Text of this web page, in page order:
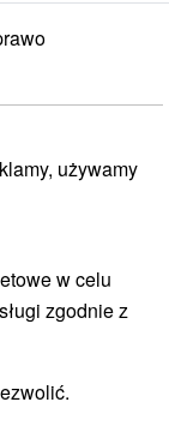
most
używamy
w celu
zgodnie z